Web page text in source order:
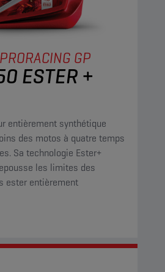
PRORACING GP
ESTER +
entièrement synthétique
des motos à quatre temps
Sa technologie Ester+
les limites des
ester entièrement